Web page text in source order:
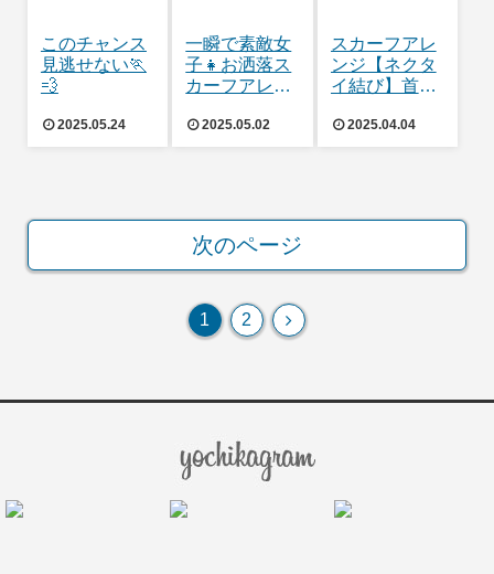
このチャンス
見逃せない🏃
💨
2025.05.24
一瞬で素敵女
子👧お洒落ス
カーフアレン
2025.05.02
スカーフアレ
ンジ【ネクタ
イ結び】首元
👔2025.04.04
次のページ
1 2
次
へ